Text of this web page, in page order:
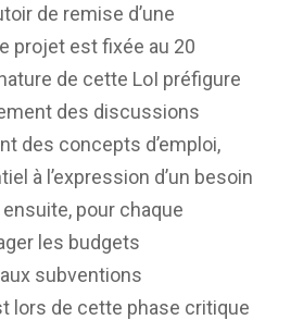
de remise d’une
projet est fixée au 20
de cette LoI préfigure
des discussions
des concepts d’emploi,
à l’expression d’un besoin
pour chaque
les budgets
subventions
lors de cette phase critique